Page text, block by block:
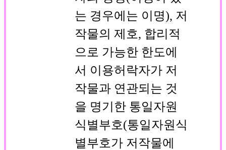
는 경우에는 이명), 저
작물의 제호, 합리적
으로 가능한 한도에
서 이용허락자가 저
작물과 연관되는 것
을 명기한 통일자원
식별부호(통일자원식
별부호가 저작물에